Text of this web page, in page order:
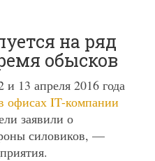
на ряд
обысков
13 апреля 2016 года
офисах IT-компании
заявили о
силовиков, —